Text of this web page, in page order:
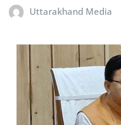
Uttarakhand Media